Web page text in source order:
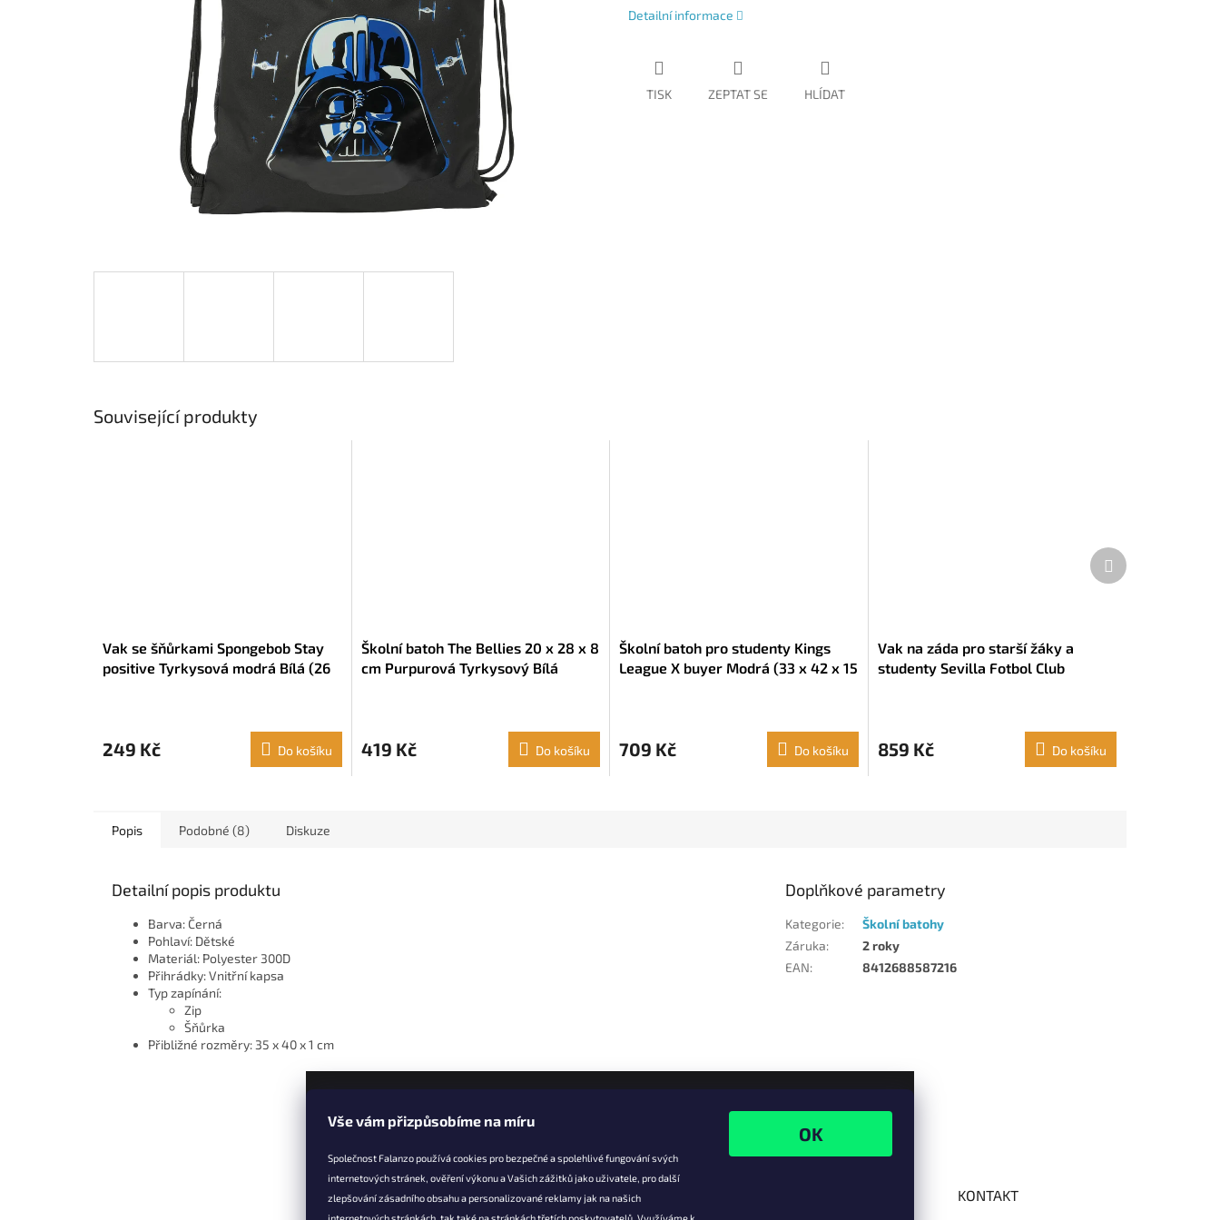
Vše vám přizpůsobíme na míru
Společnost Falanzo používá cookies pro bezpečné a spolehlivé fungování svých
internetových stránek, ověření výkonu a Vašich zážitků jako uživatele, pro další
zlepšování zásadního obsahu a personalizované reklamy jak na našich
Detailní informace
TISK ZEPTAT SE HLÍDAT
Související produkty
Vak se šňůrkami Spongebob Stay
positive Tyrkysová modrá Bílá (26
249 Kč Do košíku
Školní batoh The Bellies 20 x 28 x 8
cm Purpurová Tyrkysový Bílá
419 Kč Do košíku
Školní batoh pro studenty Kings
League X buyer Modrá (33 x 42 x 15
709 Kč Do košíku
Vak na záda pro starší žáky a
studenty Sevilla Fotbol Club
859 Kč Do košíku
Další
produkt
Popis Podobné (8) Diskuze
Detailní popis produktu
Barva: Černá
Pohlaví: Dětské
Materiál: Polyester 300D
Přihrádky: Vnitřní kapsa
Typ zapínání:
Zip
Šňůrka
Přibližné rozměry: 35 x 40 x 1 cm
Doplňkové parametry
Kategorie:
Školní batohy
Záruka:
2 roky
EAN: 8412688587216
Informace pro vás Facebook KONTAKT